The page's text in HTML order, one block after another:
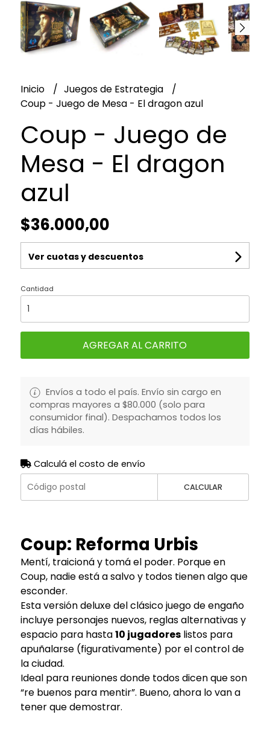
Inicio
Juegos de Estrategia
Coup - Juego de Mesa - El dragon azul
Coup - Juego de
Mesa - El dragon
azul
$36.000,00
Ver cuotas y descuentos
Cantidad
AGREGAR AL CARRITO
Envíos a todo el país. Envío sin cargo en
compras mayores a $80.000 (solo para
consumidor final). Despachamos todos los
días hábiles.
Calculá el costo de envío
CALCULAR
Coup: Reforma Urbis
Mentí, traicioná y tomá el poder. Porque en
Coup, nadie está a salvo y todos tienen algo que
esconder.
Esta versión deluxe del clásico juego de engaño
incluye personajes nuevos, reglas alternativas y
espacio para hasta10 jugadoreslistos para
apuñalarse (figurativamente) por el control de
la ciudad.
Ideal para reuniones donde todos dicen que son
“re buenos para mentir”. Bueno, ahora lo van a
tener que demostrar.